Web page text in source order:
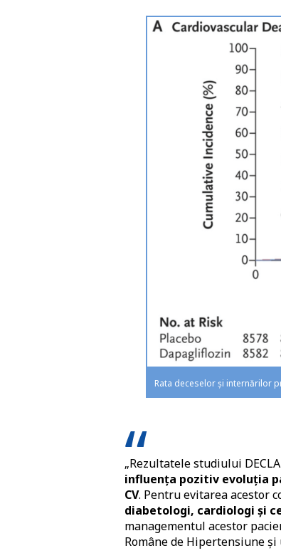
Rata deceselor și internărilor
„Rezultatele studiului
influența pozitiv evoluția
CV. Pentru evitarea acestor
diabetologi, cardiologi și
managementul acestor
Române de Hipertensiune